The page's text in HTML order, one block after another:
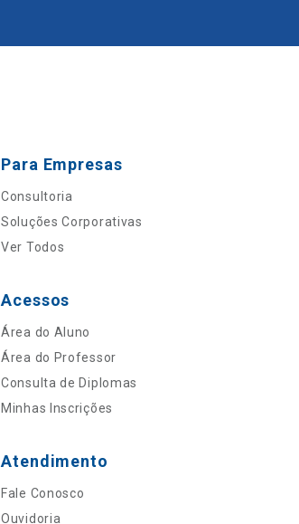
Para Empresas
Consultoria
Soluções Corporativas
Ver Todos
Acessos
Área do Aluno
Área do Professor
Consulta de Diplomas
Minhas Inscrições
Atendimento
Fale Conosco
Ouvidoria